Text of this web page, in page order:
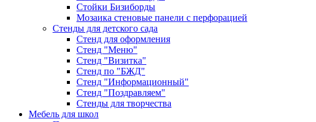
Стойки Бизиборды
Мозаика стеновые панели с перфорацией
Стенды для детского сада
Стенд для оформления
Стенд "Меню"
Стенд "Визитка"
Стенд по "БЖД"
Стенд "Информационный"
Стенд "Поздравляем"
Стенды для творчества
Мебель для школ